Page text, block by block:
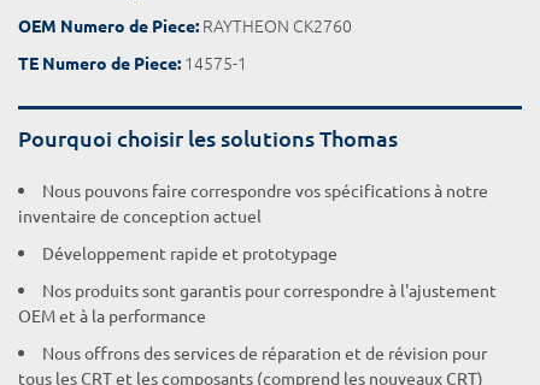
OEM Numero de Piece: RAYTHEON CK2760
TE Numero de Piece: 14575-1
Pourquoi choisir les solutions Thomas
Nous pouvons faire correspondre vos spécifications à notre
inventaire de conception actuel
Développement rapide et prototypage
Nos produits sont garantis pour correspondre à l'ajustement
OEM et à la performance
Nous offrons des services de réparation et de révision pour
tous les CRT et les composants (comprend les nouveaux CRT)